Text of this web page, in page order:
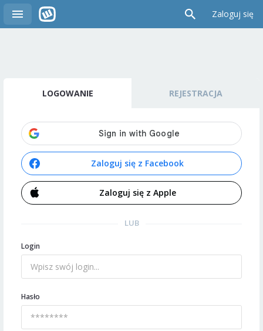
Zaloguj się
LOGOWANIE REJESTRACJA
Zaloguj się z Facebook
Zaloguj się z Apple
LUB
Login
Hasło